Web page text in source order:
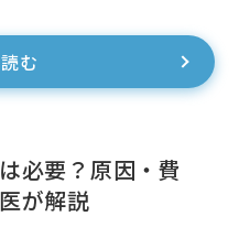
む
必要？原因・費
が解説